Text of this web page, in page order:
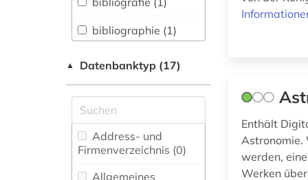
Amtliche
Veröffentlichungen (0)
Amerikanistik (2)
Bauingenieur- und
Vermessungswesen (0)
Bibliographien (0)
bibliographie (1)
buch (2)
digitale edition (1)
digitalisat (1)
dokumentenserver
(1)
▲ Datenbanktyp (17)
Address- und
Firmenverzeichnis (0)
Allgemeines
Enthält
Astronomie.
werden,
Werken